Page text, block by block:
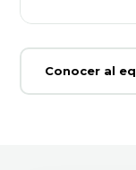
Conocer al